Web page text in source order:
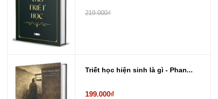
219.000₫
Triết học hiện sinh là gì - Phan...
199.000₫